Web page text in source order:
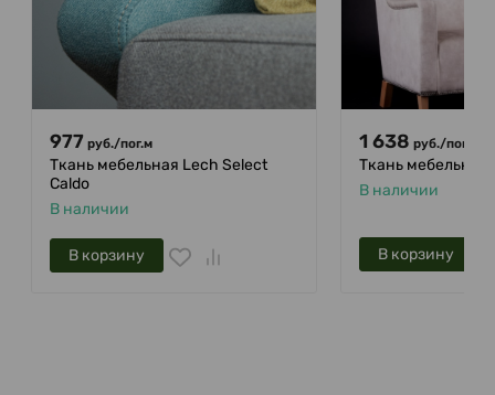
977 руб./пог.м
Ткань мебельная Lech Select
Caldo
В наличии
В корзину
1 638 руб./пог.м
Ткань мебельная
В наличии
В корзину